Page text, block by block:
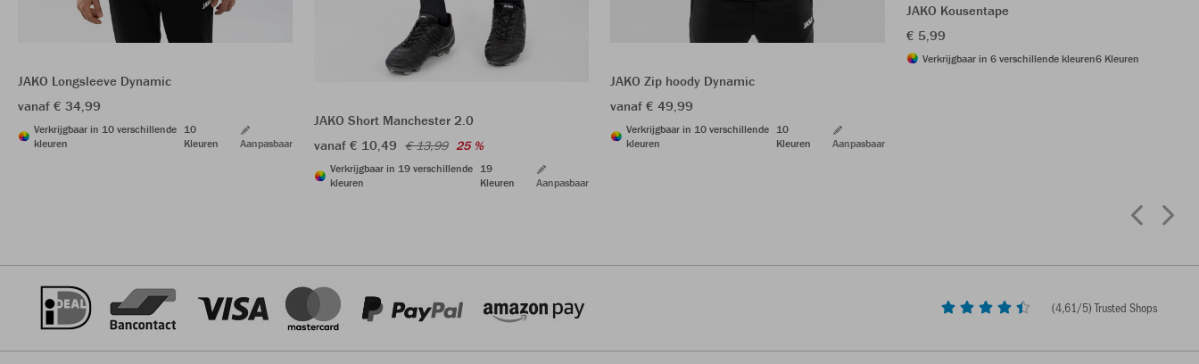
JAKO Longsleeve Dynamic
vanaf € 34,99
Verkrijgbaar in 10 verschillende
kleuren
10
Kleuren
Aanpasbaar
JAKO Short Manchester 2.0
vanaf € 10,49 € 13,99 25 %
Verkrijgbaar in 19 verschillende
kleuren
19
Kleuren
Aanpasbaar
JAKO Zip hoody Dynamic
vanaf € 49,99
Verkrijgbaar in 10 verschillende
kleuren
10
Kleuren
Aanpasbaar
JAKO Kousentape
€ 5,99
Verkrijgbaar in 6 verschillende kleuren6 Kleuren
(4,61/5) Trusted Shops